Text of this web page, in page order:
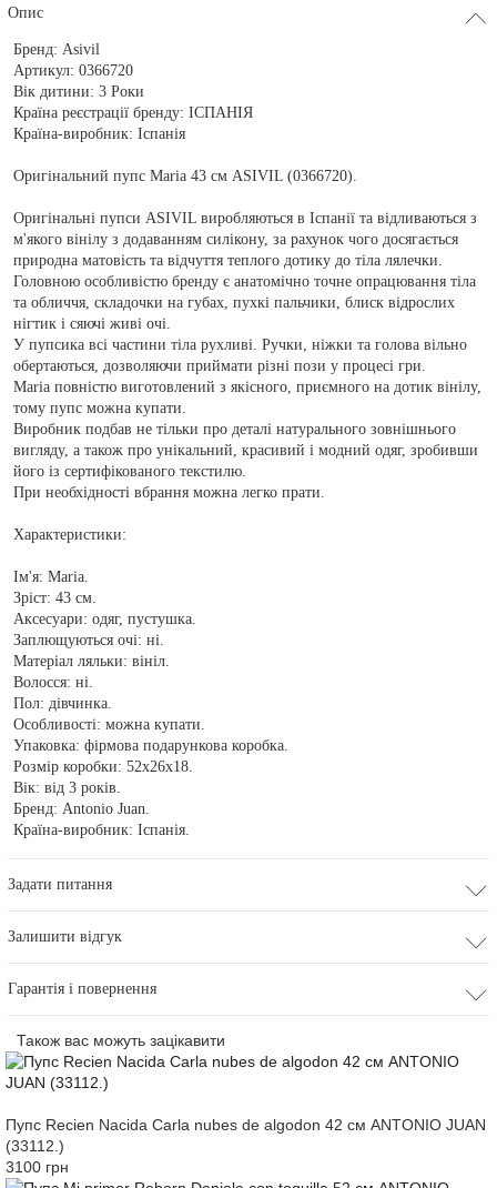
Опис
Бренд:Asivil
Артикул:0366720
Вік дитини:3 Роки
Країна реєстрації бренду:ІСПАНІЯ
Країна-виробник:Іспанія
Оригінальний пупс Maria 43 см ASIVIL (0366720).
Оригінальні пупси ASIVIL виробляються в Іспанії та відливаються з
м'якого вінілу з додаванням силікону, за рахунок чого досягається
природна матовість та відчуття теплого дотику до тіла лялечки.
Головною особливістю бренду є анатомічно точне опрацювання тіла
та обличчя, складочки на губах, пухкі пальчики, блиск відрослих
нігтик і сяючі живі очі.
У пупсика всі частини тіла рухливі. Ручки, ніжки та голова вільно
обертаються, дозволяючи приймати різні пози у процесі гри.
Maria повністю виготовлений з якісного, приємного на дотик вінілу,
тому пупс можна купати.
Виробник подбав не тільки про деталі натурального зовнішнього
вигляду, а також про унікальний, красивий і модний одяг, зробивши
його із сертифікованого текстилю.
При необхідності вбрання можна легко прати.
Характеристики:
Ім'я: Maria.
Зріст: 43 см.
Аксесуари: одяг, пустушка.
Заплющуються очі: ні.
Матеріал ляльки: вініл.
Волосся: ні.
Пол: дівчинка.
Особливості: можна купати.
Упаковка: фірмова подарункова коробка.
Розмір коробки: 52x26x18.
Вік: від 3 років.
Бренд: Antonio Juan.
Країна-виробник: Іспанія.
Задати питання
Залишити відгук
Гарантія і повернення
Також вас можуть зацікавити
Пупс Recien Nacida Carla nubes de algodon 42 см ANTONIO JUAN
(33112.)
3100 грн